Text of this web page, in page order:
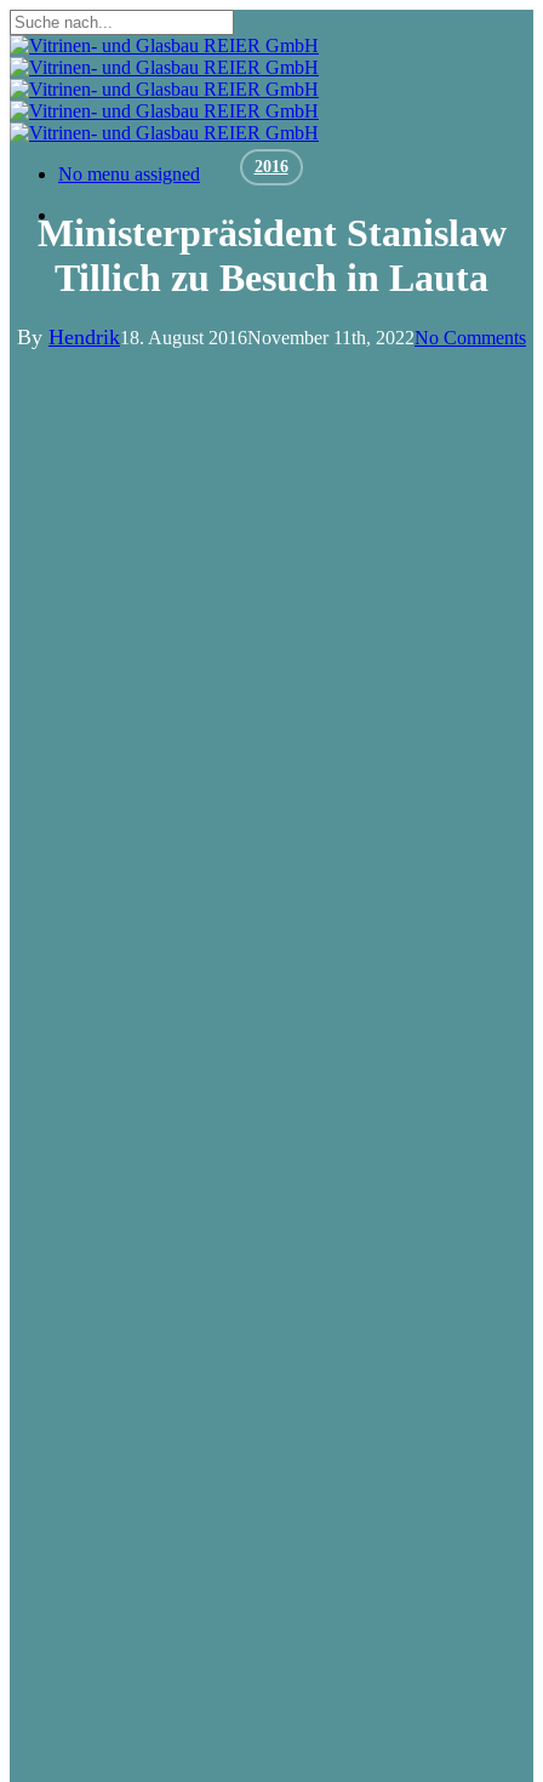
Skip
to
main
content
Close
Search
Menu
No menu assigned
Menu
2016
Ministerpräsident Stanislaw
Tillich zu Besuch in Lauta
By Hendrik18. August 2016November 11th, 2022No Comments